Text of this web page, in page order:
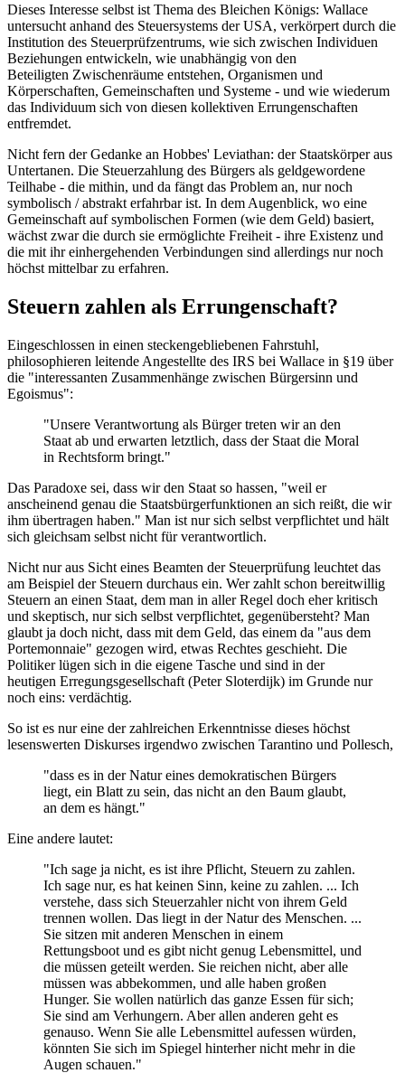
Dieses Interesse selbst ist Thema des Bleichen Königs: Wallace
untersucht anhand des Steuersystems der USA, verkörpert durch die
Institution des Steuerprüfzentrums, wie sich zwischen Individuen
Beziehungen entwickeln, wie unabhängig von den
Beteiligten Zwischenräume entstehen, Organismen und
Körperschaften, Gemeinschaften und Systeme - und wie wiederum
das Individuum sich von diesen kollektiven Errungenschaften
entfremdet.
Nicht fern der Gedanke an Hobbes' Leviathan: der Staatskörper aus
Untertanen. Die Steuerzahlung des Bürgers als geldgewordene
Teilhabe - die mithin, und da fängt das Problem an, nur noch
symbolisch / abstrakt erfahrbar ist. In dem Augenblick, wo eine
Gemeinschaft auf symbolischen Formen (wie dem Geld) basiert,
wächst zwar die durch sie ermöglichte Freiheit - ihre Existenz und
die mit ihr einhergehenden Verbindungen sind allerdings nur noch
höchst mittelbar zu erfahren.
Steuern zahlen als Errungenschaft?
Eingeschlossen in einen steckengebliebenen Fahrstuhl,
philosophieren leitende Angestellte des IRS bei Wallace in §19 über
die "interessanten Zusammenhänge zwischen Bürgersinn und
Egoismus":
"Unsere Verantwortung als Bürger treten wir an den
Staat ab und erwarten letztlich, dass der Staat die Moral
in Rechtsform bringt."
Das Paradoxe sei, dass wir den Staat so hassen, "weil er
anscheinend genau die Staatsbürgerfunktionen an sich reißt, die wir
ihm übertragen haben." Man ist nur sich selbst verpflichtet und hält
sich gleichsam selbst nicht für verantwortlich.
Nicht nur aus Sicht eines Beamten der Steuerprüfung leuchtet das
am Beispiel der Steuern durchaus ein. Wer zahlt schon bereitwillig
Steuern an einen Staat, dem man in aller Regel doch eher kritisch
und skeptisch, nur sich selbst verpflichtet, gegenübersteht? Man
glaubt ja doch nicht, dass mit dem Geld, das einem da "aus dem
Portemonnaie" gezogen wird, etwas Rechtes geschieht. Die
Politiker lügen sich in die eigene Tasche und sind in der
heutigen Erregungsgesellschaft (Peter Sloterdijk) im Grunde nur
noch eins: verdächtig.
So ist es nur eine der zahlreichen Erkenntnisse dieses höchst
lesenswerten Diskurses irgendwo zwischen Tarantino und Pollesch,
"dass es in der Natur eines demokratischen Bürgers
liegt, ein Blatt zu sein, das nicht an den Baum glaubt,
an dem es hängt."
Eine andere lautet:
"Ich sage ja nicht, es ist ihre Pflicht, Steuern zu zahlen.
Ich sage nur, es hat keinen Sinn, keine zu zahlen. ... Ich
verstehe, dass sich Steuerzahler nicht von ihrem Geld
trennen wollen. Das liegt in der Natur des Menschen. ...
Sie sitzen mit anderen Menschen in einem
Rettungsboot und es gibt nicht genug Lebensmittel, und
die müssen geteilt werden. Sie reichen nicht, aber alle
müssen was abbekommen, und alle haben großen
Hunger. Sie wollen natürlich das ganze Essen für sich;
Sie sind am Verhungern. Aber allen anderen geht es
genauso. Wenn Sie alle Lebensmittel aufessen würden,
könnten Sie sich im Spiegel hinterher nicht mehr in die
Augen schauen."